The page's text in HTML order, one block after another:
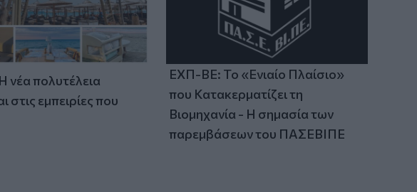
νέα πολυτέλεια
στις εμπειρίες που
ΕΧΠ-ΒΕ: Το «Ενιαίο Πλαίσιο»
που Κατακερματίζει τη
Βιομηχανία - Η σημασία των
παρεμβάσεων του ΠΑΣΕΒΙΠΕ